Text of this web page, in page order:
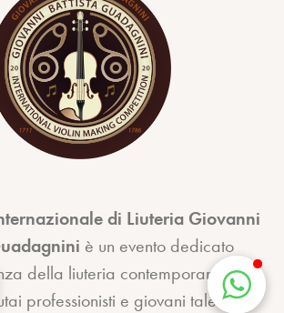
di Liuteria Giovanni
è un evento dedicato
della liuteria contemporanea.
professionisti e giovani talenti